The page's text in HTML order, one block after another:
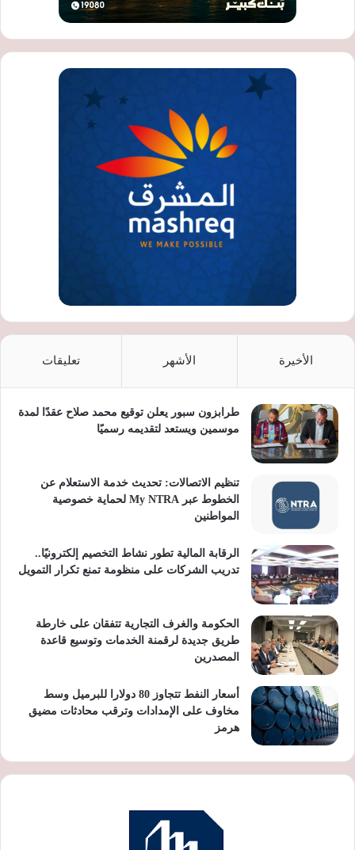
الأخيرة الأشهر تعليقات
طرابزون سبور يعلن توقيع محمد صلاح عقدًا لمدة
موسمين ويستعد لتقديمه رسميًا
تنظيم الاتصالات: تحديث خدمة الاستعلام عن
الخطوط عبر My NTRA لحماية خصوصية
المواطنين
الرقابة المالية تطور نشاط التخصيم إلكترونيًا..
تدريب الشركات على منظومة تمنع تكرار التمويل
الحكومة والغرف التجارية تتفقان على خارطة
طريق جديدة لرقمنة الخدمات وتوسيع قاعدة
المصدرين
أسعار النفط تتجاوز 80 دولارا للبرميل وسط
مخاوف على الإمدادات وترقب محادثات مضيق
هرمز